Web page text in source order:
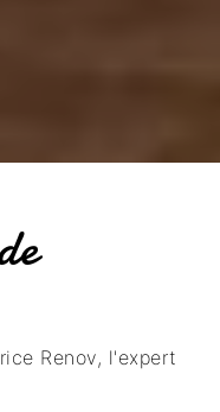
Renov, l'expert